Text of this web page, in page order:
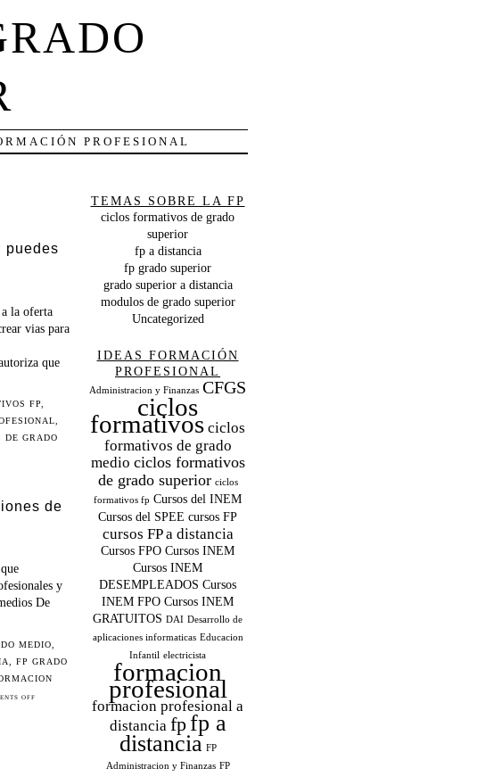
PROFESIONAL
puedes
la oferta
vias para
que
FP
DE GRADO
de
y
De
MEDIO
FP GRADO
OFF
TEMAS SOBRE LA FP
ciclos formativos de grado
superior
fp a distancia
fp grado superior
grado superior a distancia
modulos de grado superior
Uncategorized
IDEAS FORMACIÓN
PROFESIONAL
Administracion y Finanzas CFGS
ciclos
formativos ciclos
formativos de grado
medio ciclos formativos
de grado superior ciclos
formativos fp Cursos del INEM
Cursos del SPEE cursos FP
cursos FP a distancia
Cursos FPO Cursos INEM
Cursos INEM
DESEMPLEADOS Cursos
INEM FPO Cursos INEM
GRATUITOS DAI Desarrollo de
aplicaciones informaticas Educacion
Infantil electricista
formacion
profesional
formacion profesional a
distancia fpfp a
distancia FP
Administracion y Finanzas FP